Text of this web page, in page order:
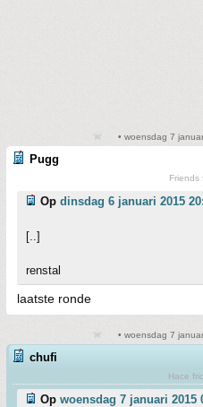
• woensdag 7
Pugg
Friends
Op dinsdag 6 januari 2015
[..]
renstal
laatste ronde
• woensdag 7
chufi
Hace
Op woensdag 7 januari 2015